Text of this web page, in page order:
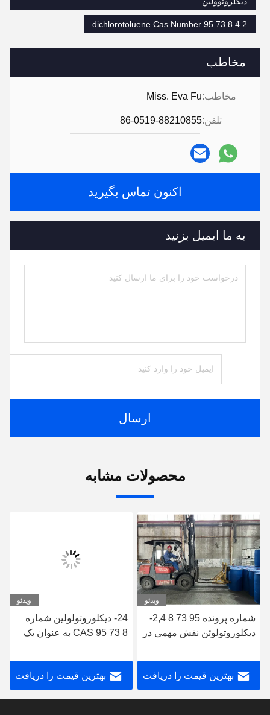
مخاطب
مخاطب:Miss. Eva Fu
تلفن:86-0519-88210855
اکنون تماس بگیرید
به ما ایمیل بزنید
ارسال
2 4 dichlorotoluene Cas Number 95 73 8
محصولات مشابه
ویدئو
شماره پرونده 95 73 8 2,4-
دیکلوروتولوئن نقش مهمی در
بهترین قیمت را دریافت
ویدئو
24- دیکلوروتولولین شماره
CAS 95 73 8 به عنوان یک
برای سنتز داروهای مختلف
بهترین قیمت را دریافت